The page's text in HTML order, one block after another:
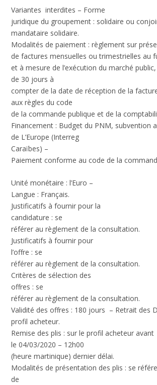
Variantes interdites – Forme
juridique du groupement : solidaire ou
mandataire solidaire.
Modalités de paiement : règlement sur
de factures mensuelles ou trimestrielles au
et à mesure de l’exécution du marché
de 30 jours à
compter de la date de réception de la
aux règles du code
de la commande publique et de la
Financement : Budget du PNM, subvention
de L’Europe (Interreg
Caraïbes) –
Paiement conforme au code de la
Unité monétaire : l’Euro –
Langue : Français.
Justificatifs à fournir pour la
candidature : se
référer au règlement de la consultation.
Justificatifs à fournir pour
l’offre : se
référer au règlement de la consultation.
Critères de sélection des
offres : se
référer au règlement de la consultation.
Validité des offres : 180 jours – Retrait des
profil acheteur.
Remise des plis : sur le profil acheteur avant
le 04/03/2020 – 12h00
(heure martinique) dernier délai.
Modalités de présentation des plis : se
de